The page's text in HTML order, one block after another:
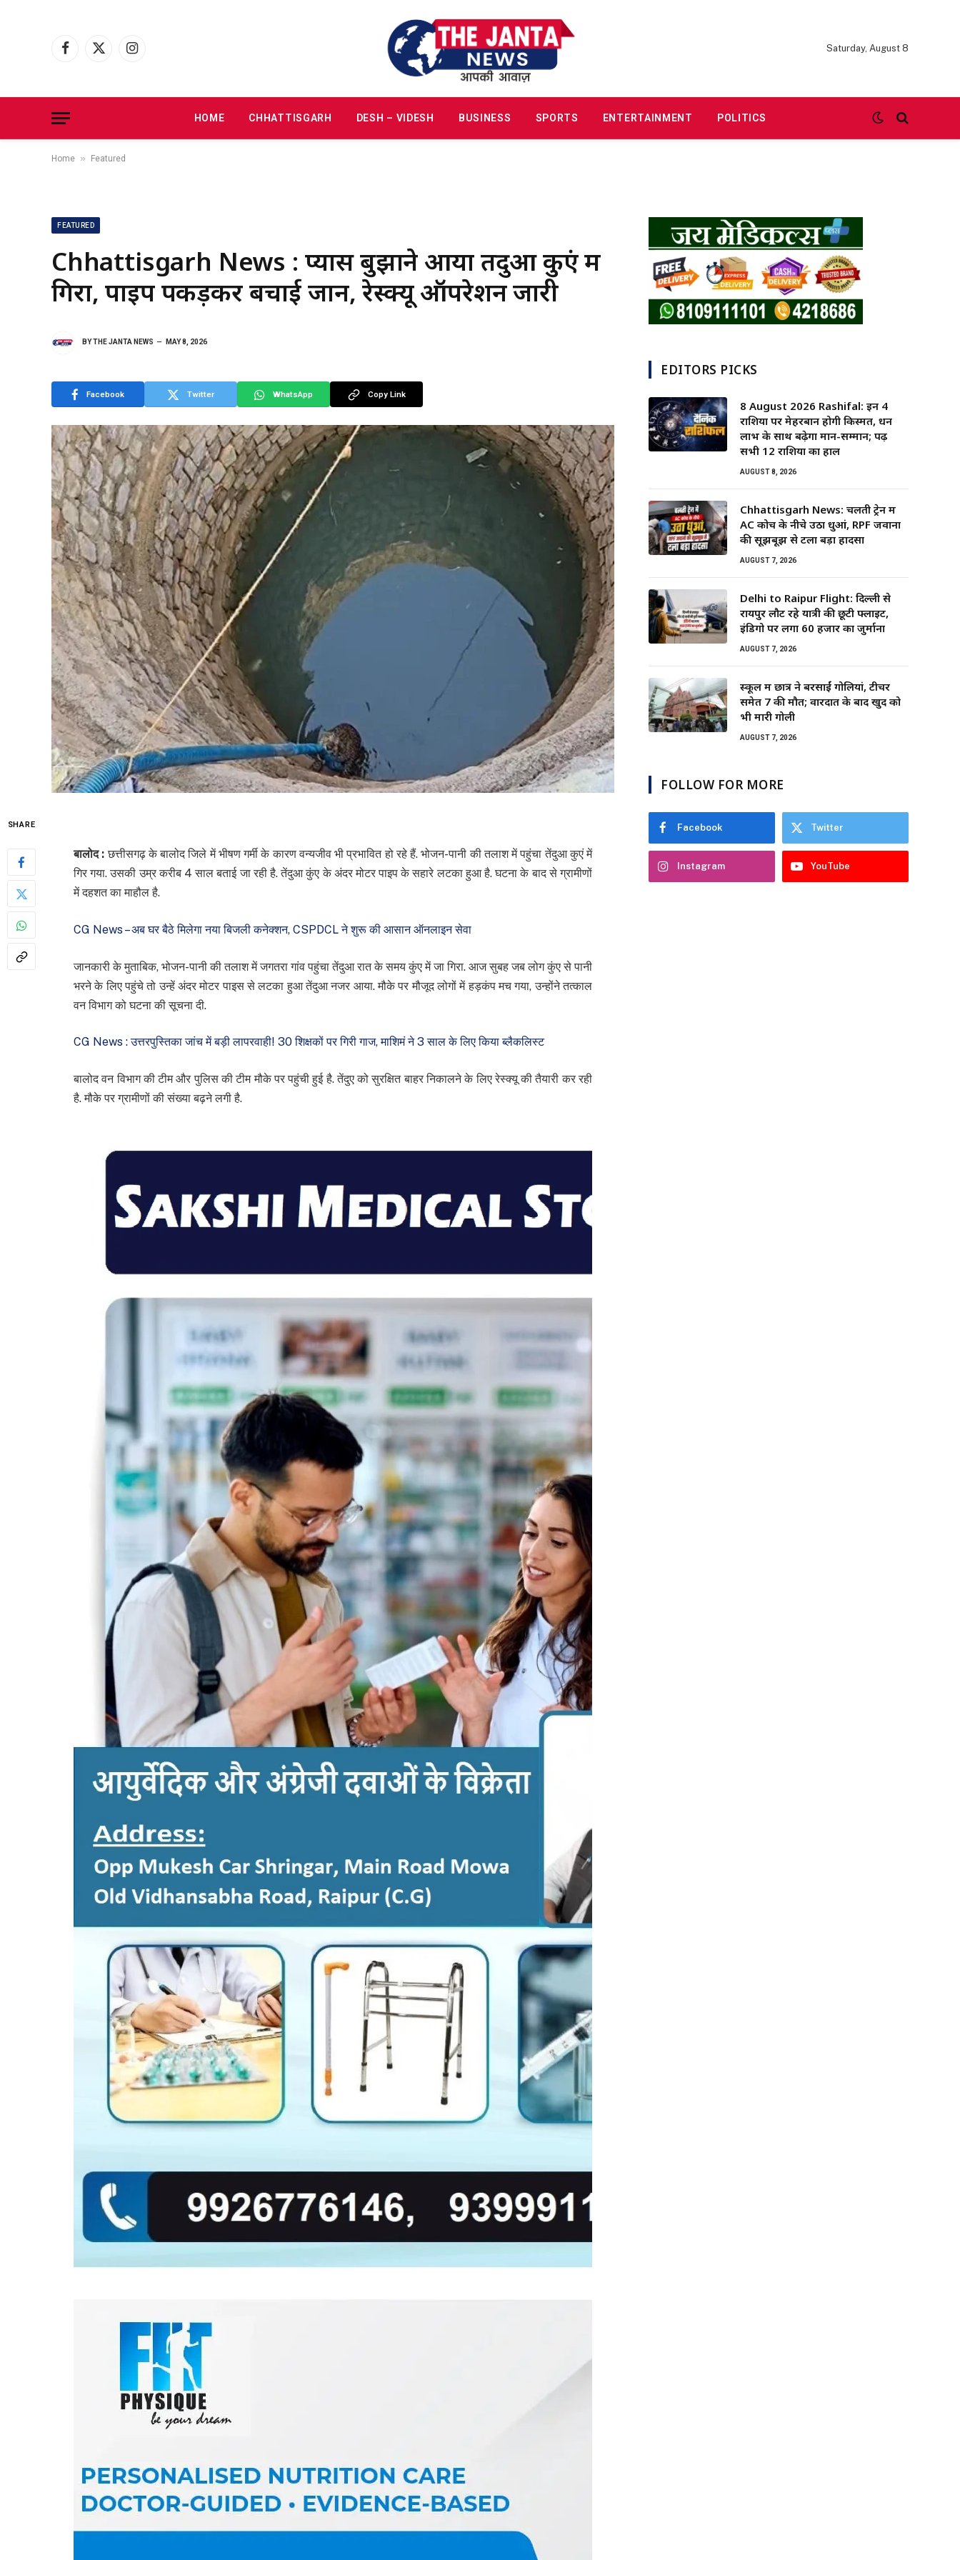
Facebook
X
Instagram
Saturday, August 8
HOME CHHATTISGARH DESH – VIDESH BUSINESS SPORTS ENTERTAINMENT POLITICS
Home » Featured
FEATURED
Chhattisgarh News : प्यास बुझाने आया तेंदुआ कुएं में
गिरा, पाइप पकड़कर बचाई जान, रेस्क्यू ऑपरेशन जारी
BYTHE JANTA NEWS MAY 8, 2026
Facebook Twitter WhatsApp Copy Link
SHARE
बालोद : छत्तीसगढ़ के बालोद जिले में भीषण गर्मी के कारण वन्यजीव भी प्रभावित हो रहे हैं. भोजन-पानी की तलाश में पहुंचा तेंदुआ कुएं में
गिर गया. उसकी उम्र करीब 4 साल बताई जा रही है. तेंदुआ कुंए के अंदर मोटर पाइप के सहारे लटका हुआ है. घटना के बाद से ग्रामीणों
में दहशत का माहौल है.
CG News – अब घर बैठे मिलेगा नया बिजली कनेक्शन, CSPDCL ने शुरू की आसान ऑनलाइन सेवा
जानकारी के मुताबिक, भोजन-पानी की तलाश में जगतरा गांव पहुंचा तेंदुआ रात के समय कुंए में जा गिरा. आज सुबह जब लोग कुंए से पानी
भरने के लिए पहुंचे तो उन्हें अंदर मोटर पाइस से लटका हुआ तेंदुआ नजर आया. मौके पर मौजूद लोगों में हड़कंप मच गया, उन्होंने तत्काल
वन विभाग को घटना की सूचना दी.
CG News : उत्तरपुस्तिका जांच में बड़ी लापरवाही! 30 शिक्षकों पर गिरी गाज, माशिमं ने 3 साल के लिए किया ब्लैकलिस्ट
बालोद वन विभाग की टीम और पुलिस की टीम मौके पर पहुंची हुई है. तेंदुए को सुरक्षित बाहर निकालने के लिए रेस्क्यू की तैयारी कर रही
है. मौके पर ग्रामीणों की संख्या बढ़ने लगी है.
EDITORS PICKS
8 August 2026 Rashifal: इन 4
राशियों पर मेहरबान होगी किस्मत, धन
लाभ के साथ बढ़ेगा मान-सम्मान; पढ़ें
सभी 12 राशियों का हाल
AUGUST 8, 2026
Chhattisgarh News: चलती ट्रेन में
AC कोच के नीचे उठा धुआं, RPF जवानों
की सूझबूझ से टला बड़ा हादसा
AUGUST 7, 2026
Delhi to Raipur Flight: दिल्ली से
रायपुर लौट रहे यात्री की छूटी फ्लाइट,
इंडिगो पर लगा 60 हजार का जुर्माना
AUGUST 7, 2026
स्कूल में छात्र ने बरसाईं गोलियां, टीचर
समेत 7 की मौत; वारदात के बाद खुद को
भी मारी गोली
AUGUST 7, 2026
FOLLOW FOR MORE
Facebook Twitter
Instagram YouTube